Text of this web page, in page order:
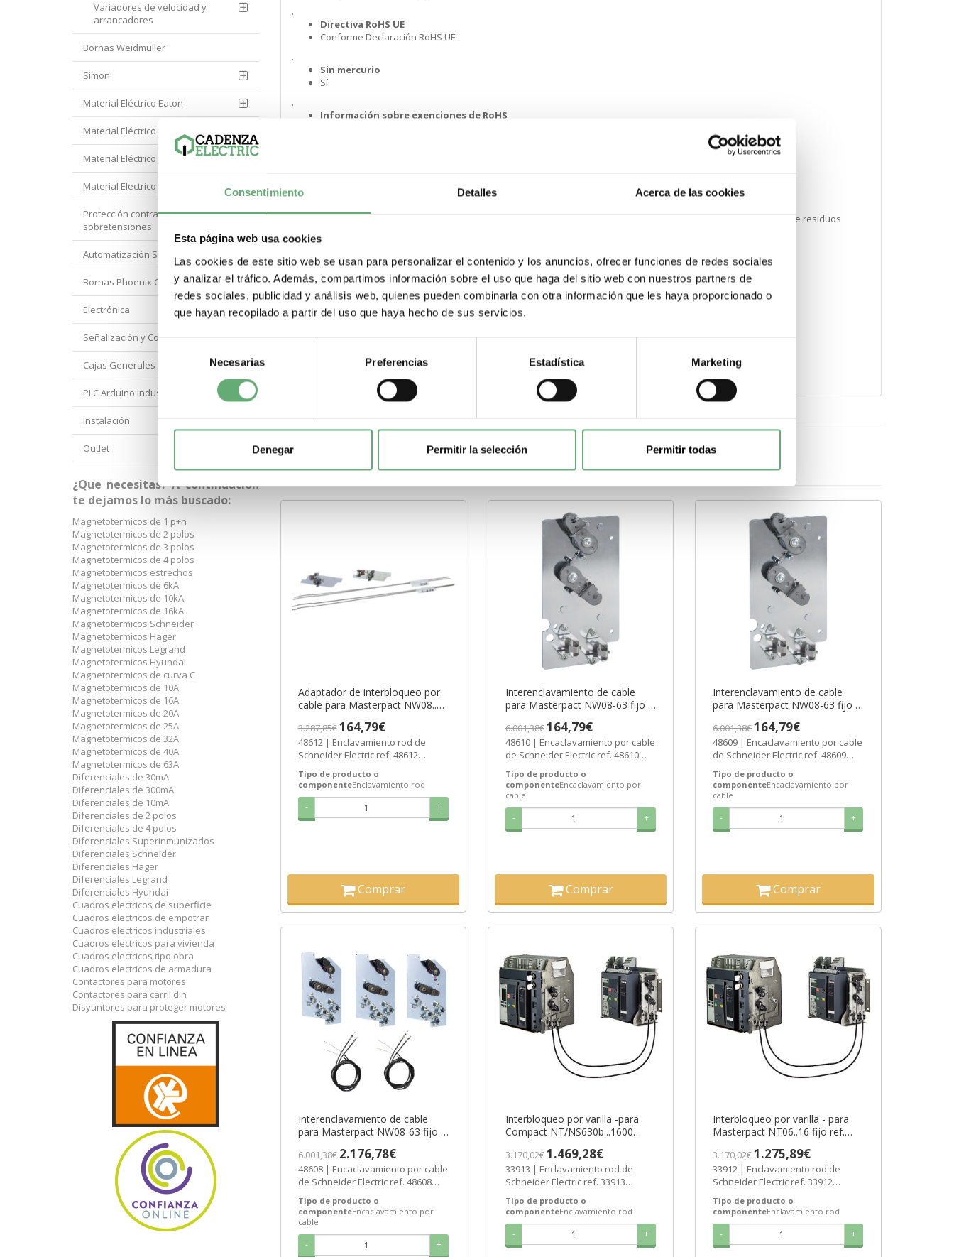
Consentimiento Detalles Acerca de las cookies
Esta página web usa cookies
Las cookies de este sitio web se usan para personalizar el contenido y los anuncios, ofrecer funciones de redes sociales
y analizar el tráfico. Además, compartimos información sobre el uso que haga del sitio web con nuestros partners de
redes sociales, publicidad y análisis web, quienes pueden combinarla con otra información que les haya proporcionado o
que hayan recopilado a partir del uso que haya hecho de sus servicios.
consentimiento
Necesarias Preferencias Estadística Marketing
Denegar Permitir la selección Permitir todas
.
Directiva RoHS UE
Conforme Declaración RoHS UE
.
Sin mercurio
Sí
.
Información sobre exenciones de RoHS
Declaración RoHS China Producto fuera del ámbito de RoHS China. Declaración informativa de sustancias
.
En el mercado de la Unión Europea. el producto debe desecharse de acuerdo con un sistema de recolección de residuos
Periodo de garantía
18 months
Descarga la ficha tecnica haciendo click en el icono.
Compartir este producto Compartir en Pinterest
Compartir en Google+
Compartir en Twitter
Compartir en Facebook
Adaptador de interbloqueo por
cable para Masterpact NW08..63
Schneider Electric [PLAZO 3-6
SEMANAS]
3.287,85€164,79€
48612 | Enclavamiento rod de
Schneider Electric ref. 48612
de...
Tipo de producto o
componenteEnclavamiento rod
- +
Comprar
Interenclavamiento de cable
para Masterpact NW08-63 fijo o
Electric [PLAZO 3-6 SEMANAS]
6.001,38€164,79€
48610 | Encaclavamiento por cable
de Schneider Electric ref. 48610
Tipo de producto o
componenteEncaclavamiento por
cable
- +
Comprar
Interenclavamiento de cable
para Masterpact NW08-63 fijo o
Electric [PLAZO 3-6 SEMANAS]
6.001,38€164,79€
48609 | Encaclavamiento por cable
de Schneider Electric ref. 48609
Tipo de producto o
componenteEncaclavamiento por
cable
- +
Comprar
Interenclavamiento de cable
para Masterpact NW08-63 fijo o
Electric [PLAZO 3-6 SEMANAS]
6.001,38€ 2.176,78€
48608 | Encaclavamiento por cable
de Schneider Electric ref. 48608
Tipo de producto o
componenteEncaclavamiento por
cable
- +
Interbloqueo por varilla -para
Compact NT/NS630b...1600
Electric [PLAZO 3-6 SEMANAS]
3.170,02€1.469,28€
33913 | Enclavamiento rod de
Schneider Electric ref. 33913
71% de...
Tipo de producto o
componenteEnclavamiento rod
- +
Interbloqueo por varilla - para
Masterpact NT06..16 fijo ref.
3-6 SEMANAS]
3.170,02€1.275,89€
33912 | Enclavamiento rod de
Schneider Electric ref. 33912
de...
Tipo de producto o
componenteEnclavamiento rod
- +
Variadores de velocidad y
arrancadores
Bornas Weidmuller
Simon
Material Eléctrico Eaton
Material Eléctrico Hager
Material Eléctrico Hyundai
Material Electrico Legrand
Protección contra
sobretensiones
Automatización Siemens
Bornas Phoenix Contact
Electrónica
Señalización y Control Orbis
Cajas Generales Proteccion
PLC Arduino Industrial
Instalación
Outlet
¿Que necesitas? A continuación
te dejamos lo más buscado:
Magnetotermicos de 1 p+n
Magnetotermicos de 2 polos
Magnetotermicos de 3 polos
Magnetotermicos de 4 polos
Magnetotermicos estrechos
Magnetotermicos de 6kA
Magnetotermicos de 10kA
Magnetotermicos de 16kA
Magnetotermicos Schneider
Magnetotermicos Hager
Magnetotermicos Legrand
Magnetotermicos Hyundai
Magnetotermicos de curva C
Magnetotermicos de 10A
Magnetotermicos de 16A
Magnetotermicos de 20A
Magnetotermicos de 25A
Magnetotermicos de 32A
Magnetotermicos de 40A
Magnetotermicos de 63A
Diferenciales de 30mA
Diferenciales de 300mA
Diferenciales de 10mA
Diferenciales de 2 polos
Diferenciales de 4 polos
Diferenciales Superinmunizados
Diferenciales Schneider
Diferenciales Hager
Diferenciales Legrand
Diferenciales Hyundai
Cuadros electricos de superficie
Cuadros electricos de empotrar
Cuadros electricos industriales
Cuadros electricos para vivienda
Cuadros electricos tipo obra
Cuadros electricos de armadura
Contactores para motores
Contactores para carril din
Disyuntores para proteger motores